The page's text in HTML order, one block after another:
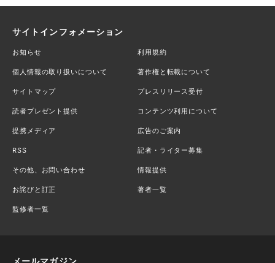
サイトインフォメーション
お知らせ 利用規約
個人情報の取り扱いについて 著作権と転載について
サイトマップ プレスリリース受付
読者プレゼント提供 コンテンツ利用について
提携メディア 広告のご案内
RSS 記者・ライター募集
その他、お問い合わせ 情報提供
お詫びと訂正 著者一覧
監修者一覧
メールマガジン